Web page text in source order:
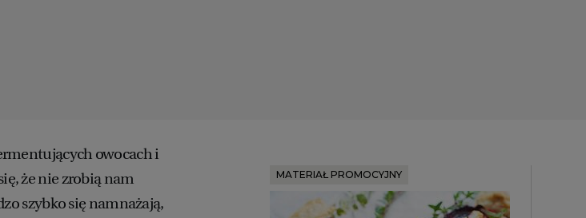
owocach i
że nie zrobią nam
szybko się namnażają,
MATERIAŁ PROMOCYJNY